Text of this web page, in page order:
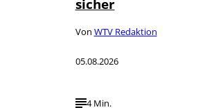
sicher
Von WTV Redaktion
05.08.2026
4 Min.